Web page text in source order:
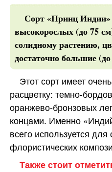
Сорт «Принц Индии»
высокорослых (до 75
солидному растению,
достаточно большие
Этот сорт имеет
расцветку: темно-
оранжево-бронзовых
концами. Именно
всего используется для
флористических
Также стоит